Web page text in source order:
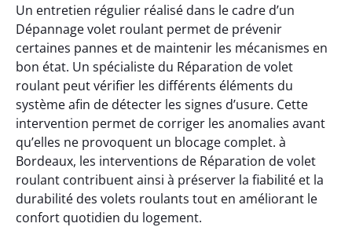
Un entretien régulier réalisé dans le cadre d’un
Dépannage volet roulant permet de prévenir
certaines pannes et de maintenir les mécanismes en
bon état. Un spécialiste du Réparation de volet
roulant peut vérifier les différents éléments du
système afin de détecter les signes d’usure. Cette
intervention permet de corriger les anomalies avant
qu’elles ne provoquent un blocage complet. à
Bordeaux, les interventions de Réparation de volet
roulant contribuent ainsi à préserver la fiabilité et la
durabilité des volets roulants tout en améliorant le
confort quotidien du logement.